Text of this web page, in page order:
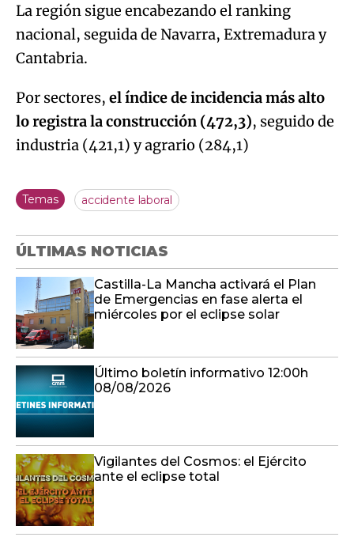
La región sigue encabezando el ranking
nacional, seguida de Navarra, Extremadura y
Cantabria.
Por sectores, el índice de incidencia más alto
lo registra la construcción (472,3), seguido de
industria (421,1) y agrario (284,1)
Temas accidente laboral
ÚLTIMAS NOTICIAS
Castilla-La Mancha activará el Plan
de Emergencias en fase alerta el
miércoles por el eclipse solar
Último boletín informativo 12:00h
08/08/2026
Vigilantes del Cosmos: el Ejército
ante el eclipse total